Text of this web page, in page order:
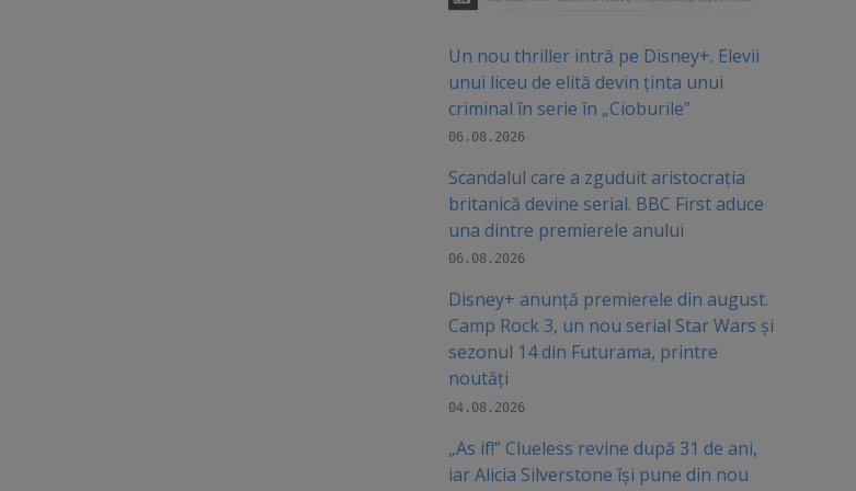
Un nou thriller intră pe Disney+. Elevii
unui liceu de elită devin ținta unui
criminal în serie în „Cioburile”
06.08.2026
Scandalul care a zguduit aristocrația
britanică devine serial. BBC First aduce
una dintre premierele anului
06.08.2026
Disney+ anunță premierele din august.
Camp Rock 3, un nou serial Star Wars și
sezonul 14 din Futurama, printre
noutăți
04.08.2026
„As if!” Clueless revine după 31 de ani,
iar Alicia Silverstone își pune din nou